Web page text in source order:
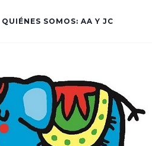
QUIÉNES SOMOS: AA Y JC